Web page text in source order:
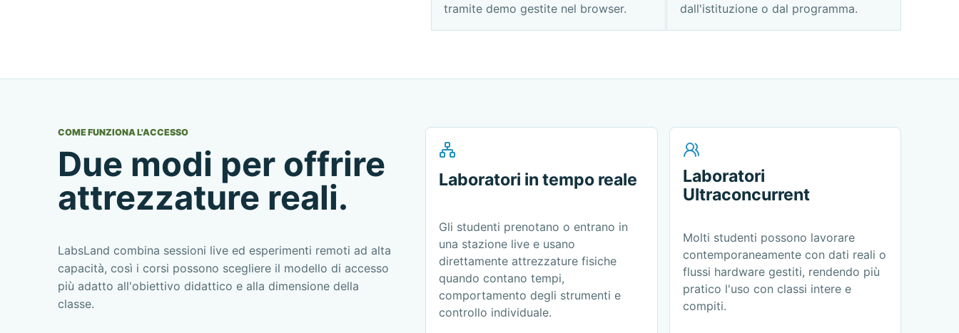
tramite demo gestite nel browser.
dall'istituzione o dal programma.
COME FUNZIONA L'ACCESSO
Due modi per offrire
attrezzature reali.
LabsLand combina sessioni live ed esperimenti remoti ad alta
capacità, così i corsi possono scegliere il modello di accesso
più adatto all'obiettivo didattico e alla dimensione della
classe.
Laboratori in tempo reale
Gli studenti prenotano o entrano in
una stazione live e usano
direttamente attrezzature fisiche
quando contano tempi,
comportamento degli strumenti e
controllo individuale.
Laboratori
Ultraconcurrent
Molti studenti possono lavorare
contemporaneamente con dati reali o
flussi hardware gestiti, rendendo più
pratico l'uso con classi intere e
compiti.